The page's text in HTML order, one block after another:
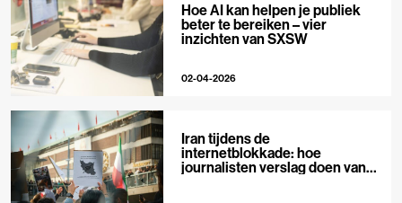
Hoe AI kan helpen je publiek
beter te bereiken – vier
inzichten van SXSW
02-04-2026
Iran tijdens de
internetblokkade: hoe
journalisten verslag doen van